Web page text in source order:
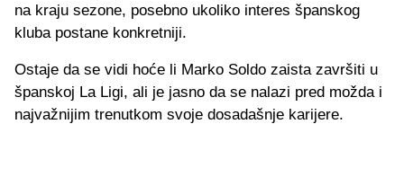
na kraju sezone, posebno ukoliko interes španskog
kluba postane konkretniji.
Ostaje da se vidi hoće li Marko Soldo zaista završiti u
španskoj La Ligi, ali je jasno da se nalazi pred možda i
najvažnijim trenutkom svoje dosadašnje karijere.